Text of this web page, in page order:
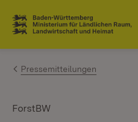
Zum Inhalt springen
Link zur Startseite
Pressemitteilungen
ForstBW